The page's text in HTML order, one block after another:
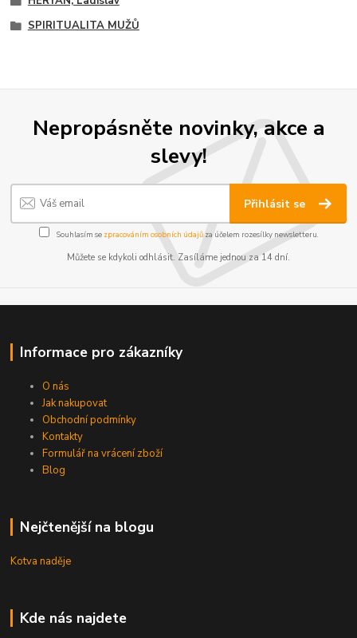
SPIRITUALITA MUŽŮ
Nepropásněte novinky, akce a
slevy!
Přihlásit se
Souhlasím se zpracováním osobních údajůza účelem rozesílky newsletteru.
Můžete se kdykoli odhlásit. Zasíláme jednou za 14 dní.
Informace pro zákazníky
O nás
Jak nakupovat
Obchodní podmínky
Kontakty
Formulář na vrácení zboží
Blog
Nejčtenější na blogu
Kotva naděje
Kde nás najdete